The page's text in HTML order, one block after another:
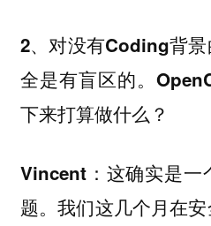
2、对没有Coding背
全是有盲区的。
下来打算做什么？
Vincent：这确实是一
题。我们这几个月在